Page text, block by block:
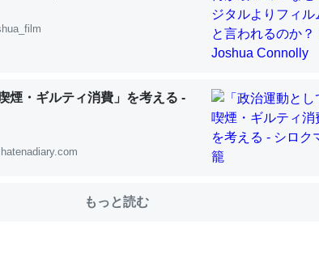
いて４年。でたまに覗いてる。ぼちぼちRingも置こうかと画
プで位置情報を共有してる。電池残量や充電中かが分かるの
た遠方の父67歳と僕。ITツール導入でコミュニケーションが劇的に変
煙・ギルティ消費」を考える -
もっと読む